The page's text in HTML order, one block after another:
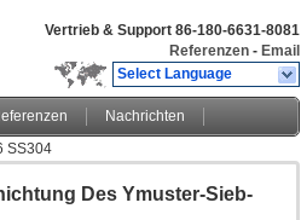
Vertrieb & Support 86-180-6631-8081
Referenzen - Email
Select Language
Nachrichten
SS304
Des Ymuster-Sieb-